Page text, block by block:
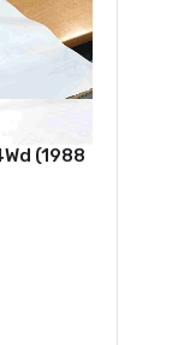
(1988